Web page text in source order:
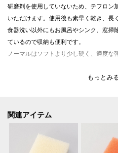
研磨剤を使用していないため、テフロン
いただけます。使用後も素早く乾き、長
食器洗い以外にもお風呂やシンク、窓掃
ているので収納も便利です。
ノーマルはソフトより少し硬く、適度な
オーブン:--
対応熱源:--
耐熱/耐冷温度:--
その他:このスポンジは圧縮加工してい
関連アイテム